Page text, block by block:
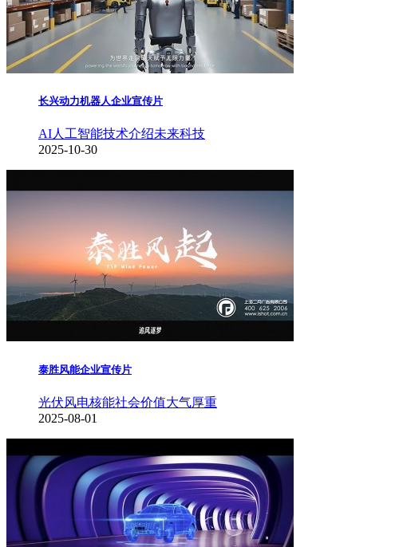
长兴动力机器人企业宣传片
AI人工智能技术介绍未来科技
2025-10-30
泰胜风能企业宣传片
光伏风电核能社会价值大气厚重
2025-08-01